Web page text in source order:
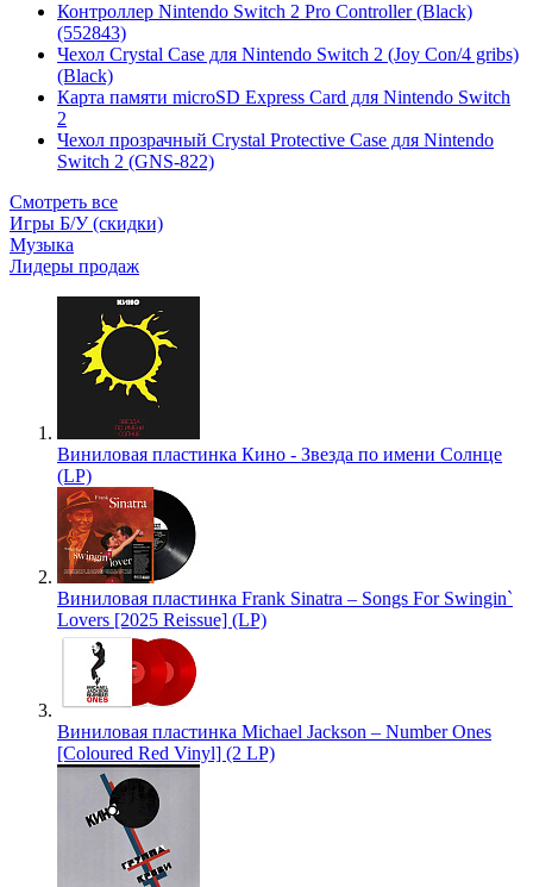
Контроллер Nintendo Switch 2 Pro Controller (Black)
(552843)
Чехол Сrystal Сase для Nintendo Switch 2 (Joy Con/4 gribs)
(Black)
Карта памяти microSD Express Card для Nintendo Switch
2
Чехол прозрачный Crystal Protective Case для Nintendo
Switch 2 (GNS-822)
Смотреть все
Игры Б/У (скидки)
Музыка
Лидеры продаж
Виниловая пластинка Кино - Звезда по имени Солнце
(LP)
Виниловая пластинка Frank Sinatra – Songs For Swingin`
Lovers [2025 Reissue] (LP)
Виниловая пластинка Michael Jackson – Number Ones
[Coloured Red Vinyl] (2 LP)